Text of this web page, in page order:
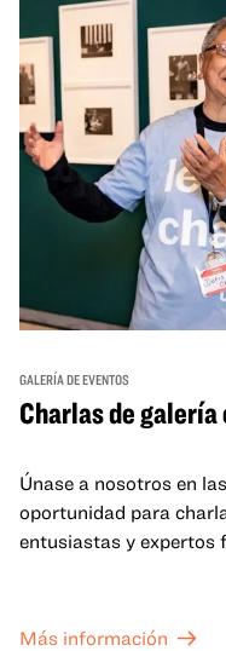
GALERÍA DE EVENTOS
Charlas de galería
Únase a nosotros en
oportunidad para
entusiastas y expertos
Más información